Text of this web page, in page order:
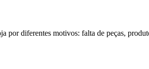
por diferentes motivos: falta de peças,